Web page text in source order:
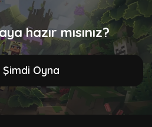
hazır mısınız?
Şimdi Oyna